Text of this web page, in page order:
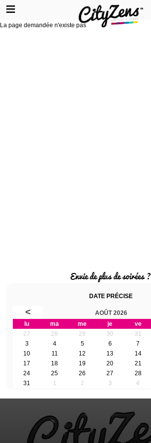
La page demandée n'existe pas
Envie de plus de soirées ?
DATE PRÉCISE
< AOÛT 2026
lu ma me je ve
27
28 29 30 31
3
4 5 6 7
10
11 12 13 14
17
18 19 20 21
24
25 26 27 28
31
1 2 3 4